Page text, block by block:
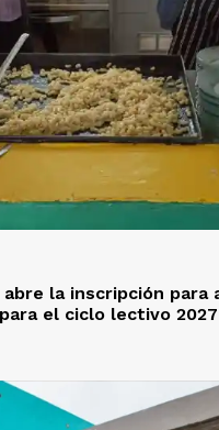
la inscripción para
el ciclo lectivo 2027